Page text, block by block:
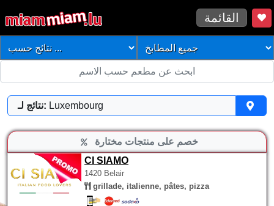
القائمة
نتائج لـ: Luxembourg
خصم على منتجات مختارة
CI SIAMO
1420 Belair
grillade, italienne, pâtes, pizza